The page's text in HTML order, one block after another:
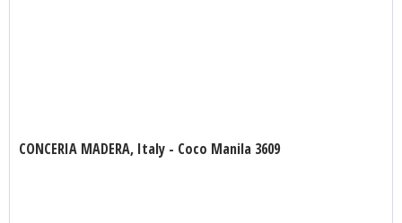
CONCERIA MADERA, Italy - Coco Manila 3609